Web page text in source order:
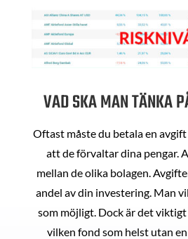
VAD SKA MAN TÄNKA
Oftast måste du betala en
att de förvaltar dina pengar.
mellan de olika bolagen.
andel av din investering. Man
som möjligt. Dock är det
vilken fond som helst utan